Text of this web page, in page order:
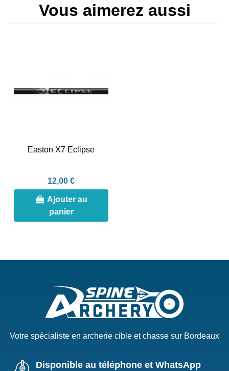
Vous aimerez aussi
Easton X7 Eclipse
12,00 €
Ajouter au
panier
Votre spécialiste en archerie cible et chasse sur Bordeaux
Disponible au téléphone et WhatsApp